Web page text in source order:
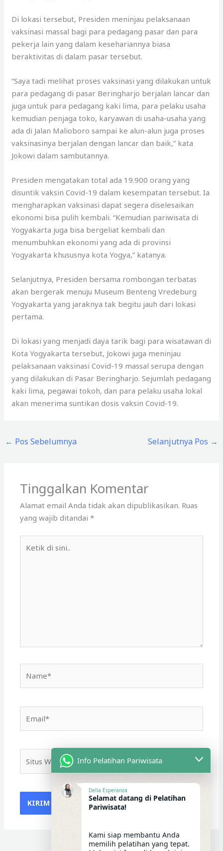
Di lokasi tersebut, Presiden meninjau pelaksanaan
vaksinasi massal bagi para pedagang pasar dan para
pekerja lain yang dalam kesehariannya biasa
beraktivitas di dalam pasar tersebut.
“Saya tadi melihat proses vaksinasi yang dilakukan untuk
para pedagang di pasar Beringharjo berjalan lancar dan
juga untuk para pedagang kaki lima, para pelaku usaha
kemudian penjaga toko, karyawan di usaha-usaha yang
ada di Jalan Malioboro sampai ke alun-alun juga proses
vaksinasinya berjalan dengan lancar dan baik,” kata
Jokowi dalam sambutannya.
Presiden mengatakan total ada 19.900 orang yang
disuntik vaksin Covid-19 dalam kesempatan tersebut. Ia
mengharapkan vaksinasi dapat segera diselesaikan
ekonomi bisa pulih kembali. “Kemudian pariwisata di
Yogyakarta juga bisa bergeliat kembali dan
menumbuhkan ekonomi yang ada di provinsi
Yogyakarta khususnya kota Yogya,” katanya.
Selanjutnya, Presiden bersama rombongan terbatas
akan bergerak menuju Museum Benteng Vredeburg
Yogyakarta yang jaraknya tak begitu jauh dari lokasi
pertama.
Di lokasi yang menjadi daya tarik bagi para wisatawan di
Kota Yogyakarta tersebut, Jokowi juga meninjau
pelaksanaan vaksinasi Covid-19 massal serupa dengan
yang dilakukan di Pasar Beringharjo. Sejumlah pedagang
kaki lima, pegawai tokoh, dan para pelaku usaha lokal
akan menerima suntikan dosis vaksin Covid-19.
← Pos Sebelumnya Selanjutnya Pos →
Tinggalkan Komentar
Alamat email Anda tidak akan dipublikasikan. Ruas
yang wajib ditandai*
Web
Info Pelatihan Pariwisata
Della Esperanza
Selamat datang di Pelatihan
Pariwisata!
Kami siap membantu Anda
memilih pelatihan yang tepat.